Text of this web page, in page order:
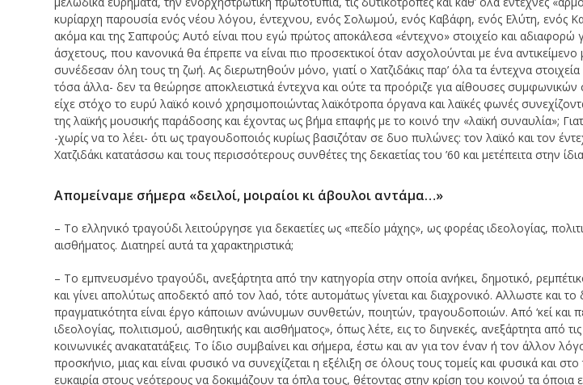
κυρίαρχη παρουσία ενός νέου λόγου, έντεχνου, ενός Σολωμού, ενός Καβάφη, ενός Ελύτη, ενός
ακόμα και της Σαπφούς; Αυτό είναι που εγώ πρώτος αποκάλεσα «έντεχνο» στοιχείο και αδιαφορώ
άσχετους, που κανονικά θα έπρεπε να είναι πιο προσεκτικοί όταν ασχολούνται με ένα
συνέδεσαν όλη τους τη ζωή. Ας διερωτηθούν μόνο, γιατί ο Χατζιδάκις παρ’ όλα τα έντεχνα
τόσα άλλα- δεν τα θεώρησε αποκλειστικά έντεχνα και ούτε τα προόριζε για αίθουσες
είχε στόχο το ευρύ λαϊκό κοινό χρησιμοποιώντας λαϊκότροπα όργανα και λαϊκές φωνές
της λαϊκής μουσικής παράδοσης και έχοντας ως βήμα επαφής με το κοινό την «λαϊκή συναυλία»;
-χωρίς να το λέει- ότι ως τραγουδοποιός κυρίως βασιζόταν σε δυο πυλώνες: τον λαϊκό και τον
Χατζιδάκι κατατάσσω και τους περισσότερους συνθέτες της δεκαετίας του ’60 και μετέπειτα στην
Aπομείναμε σήμερα «δειλοί, μοιραίοι κι άβουλοι αντάμα…»
– Το ελληνικό τραγούδι λειτούργησε για δεκαετίες ως «πεδίο μάχης», ως φορέας ιδεολογίας,
αισθήματος. Διατηρεί αυτά τα χαρακτηριστικά;
– Το εμπνευσμένο τραγούδι, ανεξάρτητα από την κατηγορία στην οποία ανήκει, δημοτικό,
και γίνει απολύτως αποδεκτό από τον λαό, τότε αυτομάτως γίνεται και διαχρονικό. Αλλωστε και το
πραγματικότητα είναι έργο κάποιων ανώνυμων συνθετών, ποιητών, τραγουδοποιών. Από ‘κεί και
ιδεολογίας, πολιτισμού, αισθητικής και αισθήματος», όπως λέτε, εις το διηνεκές, ανεξάρτητα από τις
κοινωνικές ανακατατάξεις. Το ίδιο συμβαίνει και σήμερα, έστω και αν για τον έναν ή τον άλλον
προσκήνιο, μιας και είναι φυσικό να συνεχίζεται η εξέλιξη σε όλους τους τομείς και φυσικά και
ευκαιρία στους νεότερους να δοκιμάζουν τα όπλα τους, θέτοντας στην κρίση του κοινού τα όποια